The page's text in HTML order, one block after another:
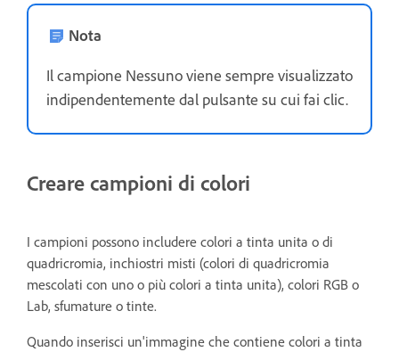
Nota
Il campione Nessuno viene sempre visualizzato
indipendentemente dal pulsante su cui fai clic.
Creare campioni di colori
I campioni possono includere colori a tinta unita o di
quadricromia, inchiostri misti (colori di quadricromia
mescolati con uno o più colori a tinta unita), colori RGB o
Lab, sfumature o tinte.
Quando inserisci un'immagine che contiene colori a tinta